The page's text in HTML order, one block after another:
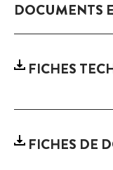
DOCUMENTS
FICHES
FICHES DE